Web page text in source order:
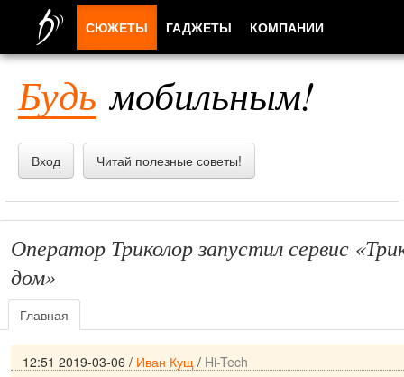
Будь мобильным!
Вход Читай полезные советы!
Оператор Триколор запустил сервис
дом»
Главная
12:51 2019-03-06 / Иван Кущ / Hi-Tech
СЮЖЕТЫ ГАДЖЕТЫ КОМПАНИИ
ПРИЛОЖЕНИЯ